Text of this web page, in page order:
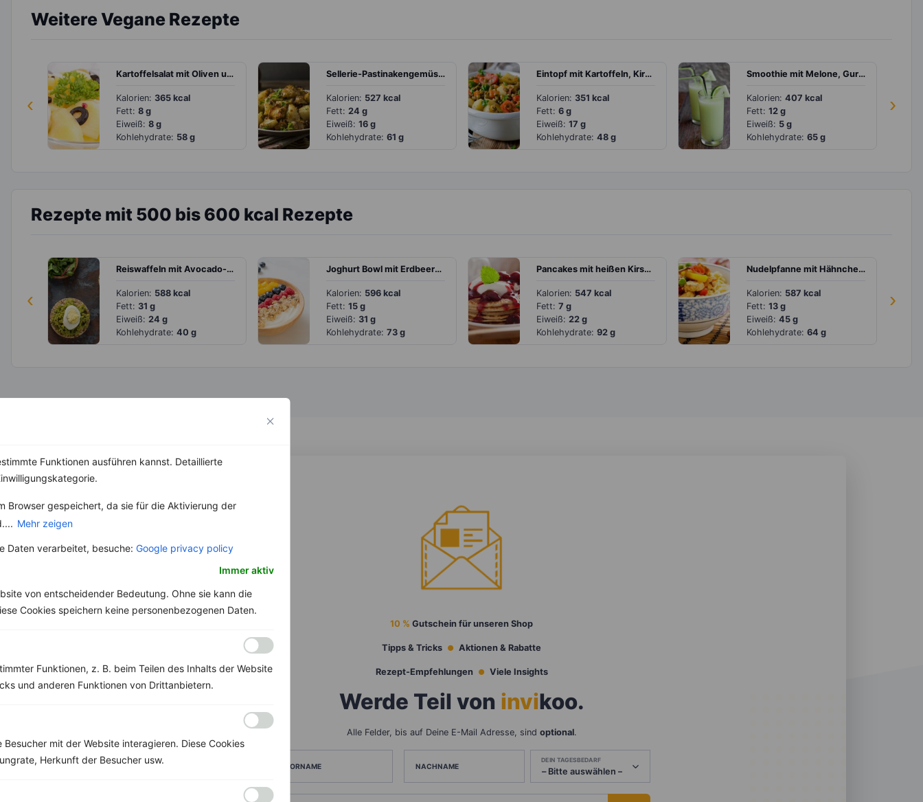
Funktionen ausführen kannst. Detaillierte
Browser gespeichert, da sie für die Aktivierung der
Mehr zeigen
Daten verarbeitet, besuche: Google privacy policy
Immer aktiv
von entscheidender Bedeutung. Ohne sie kann die
Cookies speichern keine personenbezogenen Daten.
Funktionen, z. B. beim Teilen des Inhalts der Website
und anderen Funktionen von Drittanbietern.
mit der Website interagieren. Diese Cookies
Herkunft der Besucher usw.
Weitere Vegane Rezepte
‹ ›
Kartoffelsalat mit Oliven und Zwiebeln
Kalorien: 365 kcal
Fett: 8 g
Eiweiß: 8 g
Kohlehydrate: 58 g
Sellerie-Pastinakengemüse mit veganem Dip
Kalorien: 527 kcal
Fett: 24 g
Eiweiß: 16 g
Kohlehydrate: 61 g
Eintopf mit Kartoffeln, Kirschtomaten und Paprika
Kalorien: 351 kcal
Fett: 6 g
Eiweiß: 17 g
Kohlehydrate: 48 g
Smoothie mit Melone, Gurke und Ingwer
Kalorien: 407 kcal
Fett: 12 g
Eiweiß: 5 g
Kohlehydrate: 65 g
Rezepte mit 500 bis 600 kcal Rezepte
‹ ›
Reiswaffeln mit Avocado-Erbsen-Guacamole
Kalorien: 588 kcal
Fett: 31 g
Eiweiß: 24 g
Kohlehydrate: 40 g
Joghurt Bowl mit Erdbeeren, Blaubeeren, Mango und Granola
Kalorien: 596 kcal
Fett: 15 g
Eiweiß: 31 g
Kohlehydrate: 73 g
Pancakes mit heißen Kirschen
Kalorien: 547 kcal
Fett: 7 g
Eiweiß: 22 g
Kohlehydrate: 92 g
Nudelpfanne mit Hähnchen, Erbsen und Paprika
Kalorien: 587 kcal
Fett: 13 g
Eiweiß: 45 g
Kohlehydrate: 64 g
10 % Gutschein für unseren Shop
Tipps & Tricks Aktionen & Rabatte
Rezept-Empfehlungen Viele Insights
Werde Teil von invikoo.
Alle Felder, bis auf Deine E-Mail Adresse, sind optional.
VORNAME NACHNAME
DEIN TAGESBEDARF